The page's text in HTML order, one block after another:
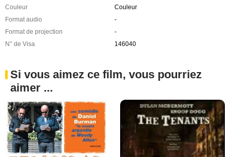
Couleur
Couleur
Format audio
-
Format de projection
-
N° de Visa
146040
Si vous aimez ce film, vous pourriez
aimer ...